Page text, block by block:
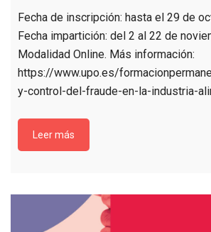
Fecha de inscripción: hasta el 29 de
Fecha impartición: del 2 al 22 de
Modalidad Online. Más información:
https://www.upo.es/
y-control-del-fraude-en-la-industria-
Leer más